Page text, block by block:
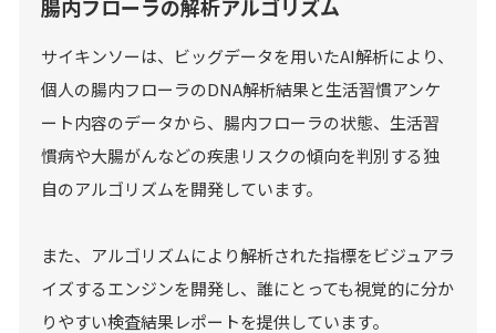
腸内フローラの解析アルゴリズム
サイキンソーは、ビッグデータを用いたAI解析により、
個人の腸内フローラのDNA解析結果と生活習慣アンケ
ート内容のデータから、腸内フローラの状態、生活習
慣病や大腸がんなどの疾患リスクの傾向を判別する独
自のアルゴリズムを開発しています。
また、アルゴリズムにより解析された指標をビジュアラ
イズするエンジンを開発し、誰にとっても視覚的に分か
りやすい検査結果レポートを提供しています。